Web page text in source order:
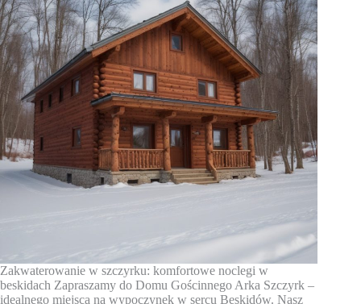
Zakwaterowanie w szczyrku: komfortowe noclegi w
beskidach Zapraszamy do Domu Gościnnego Arka Szczyrk –
idealnego miejsca na wypoczynek w sercu Beskidów. Nasz